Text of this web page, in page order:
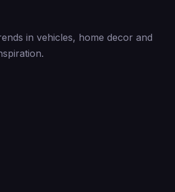
in vehicles, home decor and